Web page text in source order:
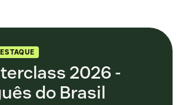
2026 -
do Brasil